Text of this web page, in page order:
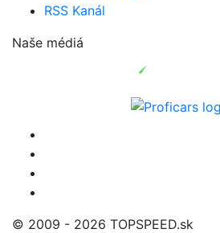
RSS Kanál
Naše médiá
© 2009 - 2026 TOPSPEED.sk